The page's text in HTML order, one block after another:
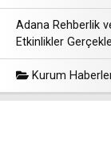
Adana Rehberlik
Etkinlikler
Kurum